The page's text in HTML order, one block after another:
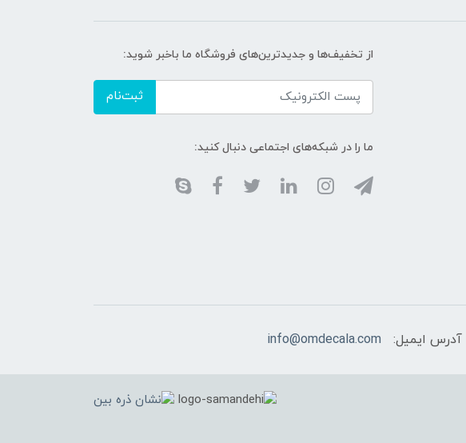
از تخفیف‌ها و جدیدترین‌های فروشگاه ما باخبر شوید:
ثبت‌نام
ما را در شبکه‌های اجتماعی دنبال کنید:
آدرس ایمیل: info@omdecala.com